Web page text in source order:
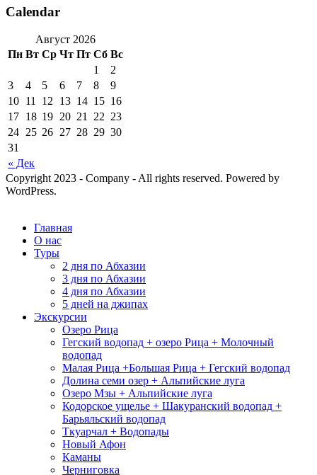
Calendar
Август 2026
Пн Вт Ср Чт Пт Сб Вс
« Дек
1
2
3
4 5 6 7 8
9
10 11 12 13 14 15 16
17 18 19 20 21 22 23
24 25 26 27 28 29 30
31
Copyright 2023 - Company - All rights reserved. Powered by
WordPress.
Главная
О нас
Туры
2 дня по Абхазии
3 дня по Абхазии
4 дня по Абхазии
5 дней на джипах
Экскурсии
Озеро Рица
Гегский водопад + озеро Рица + Молочный
водопад
Малая Рица +Большая Рица + Гегский водопад
Долина семи озер + Альпийские луга
Озеро Мзы + Альпийские луга
Кодорское ущелье + Шакуранский водопад +
Барьяльский водопад
Ткуарчал + Водопады
Новый Афон
Каманы
Черниговка